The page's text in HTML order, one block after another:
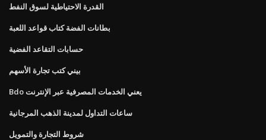
القدرة الاحتياطية لسوق النفط
بطانات الفضة كتاب قواعد اللعبة
حسابات التقاعد الفضية
بيني كتب تجارة الأسهم
Bdo يعني الخدمات المصرفية عبر الإنترنت
ساعات التداول لمدينة الذهب المرجانية
شروط التجارة والتمويل